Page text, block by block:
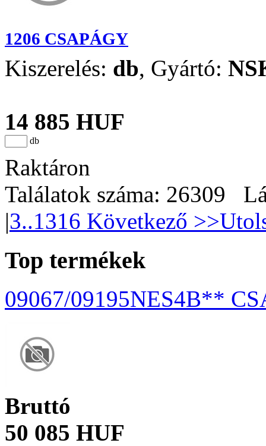
1206 CSAPÁGY
Kiszerelés: db, Gyártó:
14 885 HUF
db
Raktáron
Találatok száma: 26309
|3..1316 Következő >>
Top termékek
09067/09195NES4B**
Bruttó
50 085 HUF